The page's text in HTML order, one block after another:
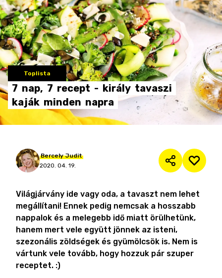
Toplista
7 nap, 7 recept - király tavaszi
kaják minden napra
Bercely Judit
2020. 04. 19.
Világjárvány ide vagy oda, a tavaszt nem lehet
megállítani! Ennek pedig nemcsak a hosszabb
nappalok és a melegebb idő miatt örülhetünk,
hanem mert vele együtt jönnek az isteni,
szezonális zöldségek és gyümölcsök is. Nem is
vártunk vele tovább, hogy hozzuk pár szuper
receptet. :)